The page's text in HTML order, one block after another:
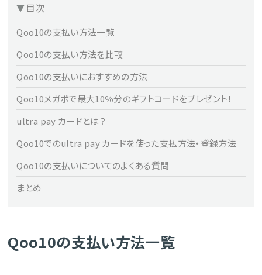
目次
Qoo10の支払い方法一覧
Qoo10の支払い方法を比較
Qoo10の支払いにおすすめの方法
Qoo10メガポで最大10％分のギフトコードをプレゼント！
ultra pay カードとは？
Qoo10でのultra pay カードを使った支払方法・登録方法
Qoo10の支払いについてのよくある質問
まとめ
Qoo10の支払い方法一覧